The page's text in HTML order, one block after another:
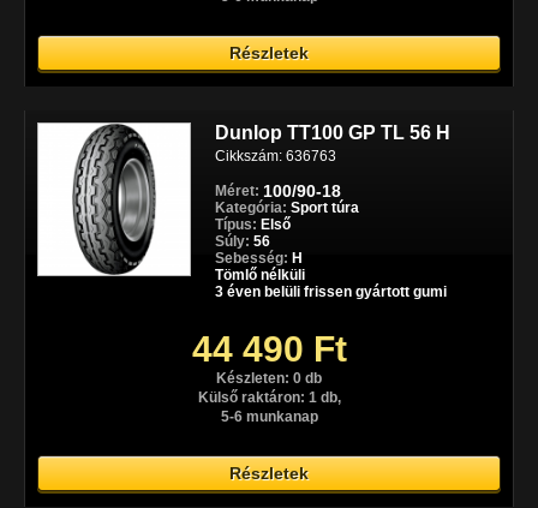
Részletek
Dunlop TT100 GP TL 56 H
Cikkszám: 636763
Méret: 100/90-18
Kategória: Sport túra
Típus: Első
Súly: 56
Sebesség: H
Tömlő nélküli
3 éven belüli frissen gyártott gumi
44 490 Ft
Készleten: 0 db
Külső raktáron: 1 db,
5-6 munkanap
Részletek